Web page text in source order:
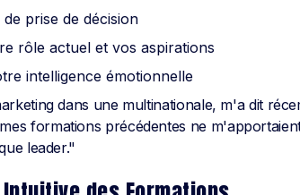
prise de décision
rôle actuel et vos aspirations
intelligence émotionnelle
dans une multinationale, m'a dit
formations précédentes ne
leader."